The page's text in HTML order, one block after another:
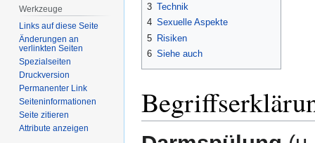
3 Technik
4 Sexuelle Aspekte
5 Risiken
6 Siehe auch
Werkzeuge
Links auf diese Seite
Änderungen an
verlinkten Seiten
Spezialseiten
Druckversion
Permanenter Link
Seiten­­informationen
Seite zitieren
Attribute anzeigen